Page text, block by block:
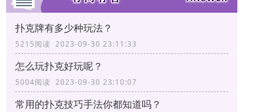
扑克牌有多少种玩法？
5215阅读 2023-09-30 23:11:33
怎么玩扑克好玩呢？
5004阅读 2023-09-30 23:10:07
常用的扑克技巧手法你都知道吗？